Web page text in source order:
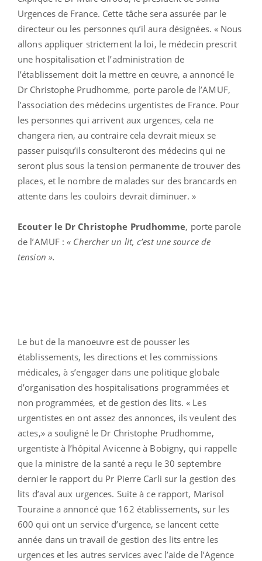
Urgences de France. Cette tâche sera assurée par le
directeur ou les personnes qu’il aura désignées. « Nous
allons appliquer strictement la loi, le médecin prescrit
une hospitalisation et l’administration de
l’établissement doit la mettre en œuvre, a annoncé le
Dr Christophe Prudhomme, porte parole de l’AMUF,
l’association des médecins urgentistes de France. Pour
les personnes qui arrivent aux urgences, cela ne
changera rien, au contraire cela devrait mieux se
passer puisqu’ils consulteront des médecins qui ne
seront plus sous la tension permanente de trouver des
places, et le nombre de malades sur des brancards en
attente dans les couloirs devrait diminuer. »
Ecouter le Dr Christophe Prudhomme, porte parole
de l’AMUF :« Chercher un lit, c’est une source de
tension ».
Le but de la manoeuvre est de pousser les
établissements, les directions et les commissions
médicales, à s’engager dans une politique globale
d’organisation des hospitalisations programmées et
non programmées, et de gestion des lits. « Les
urgentistes en ont assez des annonces, ils veulent des
actes,» a souligné le Dr Christophe Prudhomme,
urgentiste à l’hôpital Avicenne à Bobigny, qui rappelle
que la ministre de la santé a reçu le 30 septembre
dernier le rapport du Pr Pierre Carli sur la gestion des
lits d’aval aux urgences. Suite à ce rapport, Marisol
Touraine a annoncé que 162 établissements, sur les
600 qui ont un service d’urgence, se lancent cette
année dans un travail de gestion des lits entre les
urgences et les autres services avec l’aide de l’Agence